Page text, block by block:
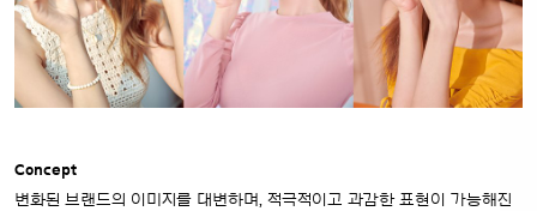
Concept
변화된 브랜드의 이미지를 대변하며, 적극적이고 과감한 표현이 가능해진